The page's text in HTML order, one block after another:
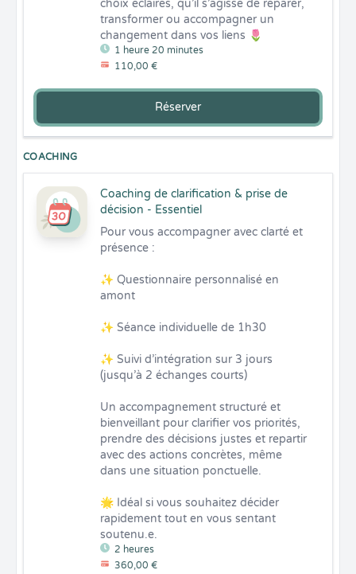
1 heure 20 minutes
110,00 €
choix éclairés, qu’il s’agisse de réparer,
transformer ou accompagner un
changement dans vos liens 🌷
Réserver
COACHING
Coaching de clarification & prise de
décision - Essentiel
2 heures
360,00 €
Pour vous accompagner avec clarté et
présence :
✨ Questionnaire personnalisé en
amont
✨ Séance individuelle de 1h30
✨ Suivi d’intégration sur 3 jours
(jusqu’à 2 échanges courts)
Un accompagnement structuré et
bienveillant pour clarifier vos priorités,
prendre des décisions justes et repartir
avec des actions concrètes, même
dans une situation ponctuelle.
🌟 Idéal si vous souhaitez décider
rapidement tout en vous sentant
soutenu.e.